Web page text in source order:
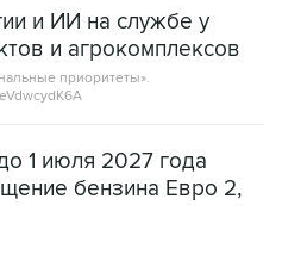
и ИИ на службе у
и агрокомплексов
приоритеты».
1 июля 2027 года
бензина Евро 2,